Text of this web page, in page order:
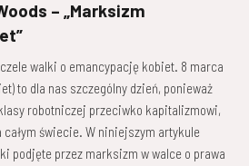
– „Marksizm
walki o emancypację kobiet. 8 marca
to dla nas szczególny dzień, ponieważ
robotniczej przeciwko kapitalizmowi,
świecie. W niniejszym artykule
podjęte przez marksizm w walce o prawa